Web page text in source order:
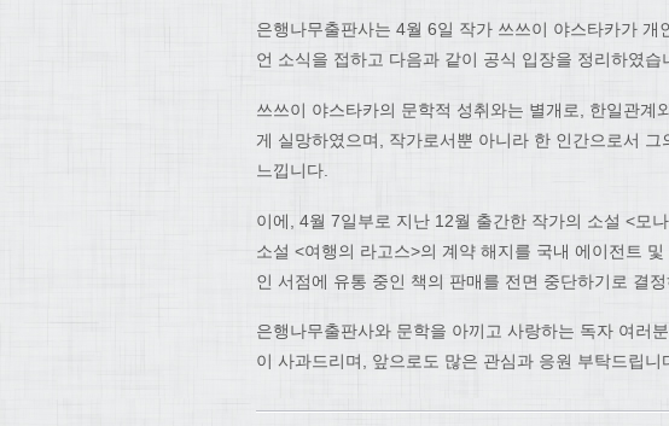
은행나무출판사는 4월 6일 작가 쓰쓰이 야스타카가
언 소식을 접하고 다음과 같이 공식 입장을 정리하였습
쓰쓰이 야스타카의 문학적 성취와는 별개로, 한일관계
게 실망하였으며, 작가로서뿐 아니라 한 인간으로서
느낍니다.
이에, 4월 7일부로 지난 12월 출간한 작가의 소설 <모
소설 <여행의 라고스>의 계약 해지를 국내 에이전트
인 서점에 유통 중인 책의 판매를 전면 중단하기로 결정
은행나무출판사와 문학을 아끼고 사랑하는 독자 여러
이 사과드리며, 앞으로도 많은 관심과 응원 부탁드립니